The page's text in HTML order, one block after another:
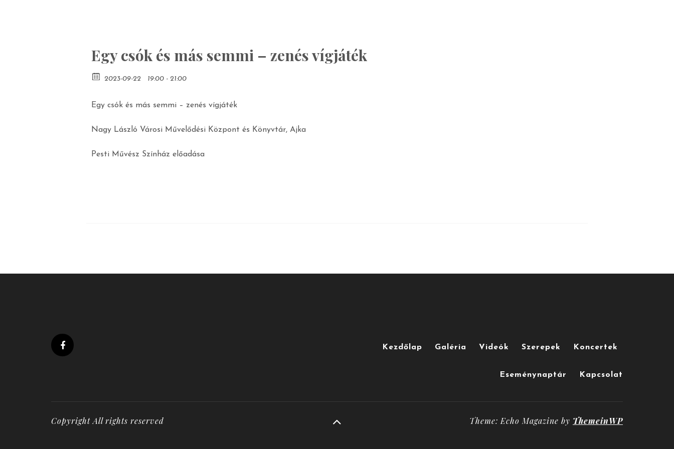
Egy csók és más semmi – zenés vígjáték
2023-09-22 19:00 - 21:00
Egy csók és más semmi – zenés vígjáték
Nagy László Városi Művelődési Központ és Könyvtár, Ajka
Pesti Művész Színház előadása
Kezdőlap Galéria Videók Szerepek Koncertek
Eseménynaptár Kapcsolat
Copyright All rights reserved Theme: Echo Magazine by ThemeinWP